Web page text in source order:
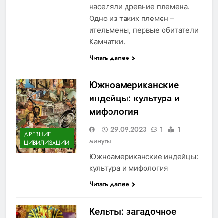
населяли древние племена.
Одно из таких племен –
ительмены, первые обитатели
Камчатки.
Читать далее
ДРЕВНИЕ
ЦИВИЛИЗАЦИИ
Южноамериканские
индейцы: культура и
мифология
29.09.2023 1
1
минуты
Южноамериканские индейцы:
культура и мифология
Читать далее
Кельты: загадочное